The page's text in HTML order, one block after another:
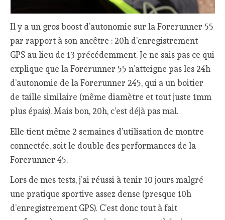
Il y a un gros boost d’autonomie sur la Forerunner 55
par rapport à son ancêtre : 20h d’enregistrement
GPS au lieu de 13 précédemment. Je ne sais pas ce qui
explique que la Forerunner 55 n’atteigne pas les 24h
d’autonomie de la Forerunner 245, qui a un boitier
de taille similaire (même diamètre et tout juste 1mm
plus épais). Mais bon, 20h, c’est déjà pas mal.
Elle tient même 2 semaines d’utilisation de montre
connectée, soit le double des performances de la
Forerunner 45.
Lors de mes tests, j’ai réussi à tenir 10 jours malgré
une pratique sportive assez dense (presque 10h
d’enregistrement GPS). C’est donc tout à fait